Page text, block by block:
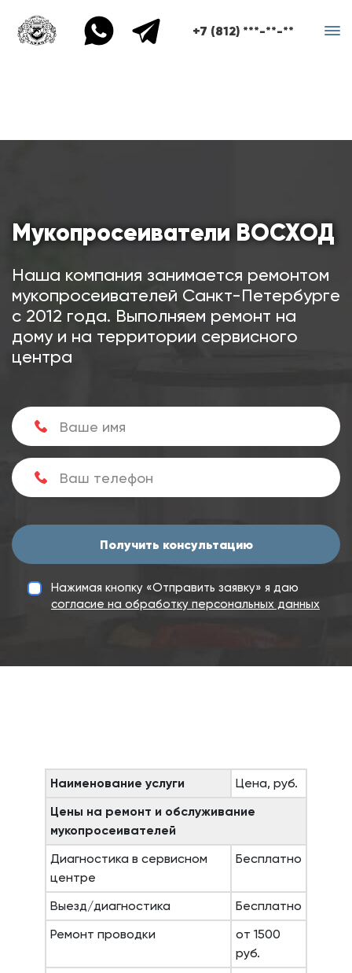
+7 (812) ***-**-**
Мукопросеиватели ВОСХОД
Наша компания занимается ремонтом
мукопросеивателей Санкт-Петербурге
с 2012 года. Выполняем ремонт на
дому и на территории сервисного
центра
Получить консультацию
Нажимая кнопку «Отправить заявку» я даю
согласие на обработку персональных данных
Наименование услуги
Цена, руб.
Цены на ремонт и обслуживание
мукопросеивателей
Диагностика в сервисном
центре
Бесплатно
Выезд/диагностика
Бесплатно
Ремонт проводки
от 1500
руб.